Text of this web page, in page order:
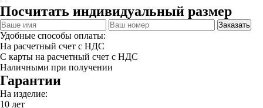
Посчитать индивидуальный размер
Заказать
Удобные способы оплаты:
На расчетный счет с НДС
С карты на расчетный счет с НДС
Наличными при получении
Гарантии
На изделие:
10 лет